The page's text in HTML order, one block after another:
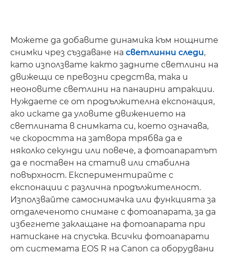
Можете да добавите динамика към нощните
снимки чрез създаване на светлинни следи,
като използвате както задните светлини на
движещи се превозни средства, така и
неоновите светлини на панаирни атракции.
Нуждаете се от продължителна експонация,
ако искате да уловите движението на
светлината в снимката си, което означава,
че скоростта на затвора трябва да е
няколко секунди или повече, а фотоапаратът
да е поставен на статив или стабилна
повърхност. Експериментирайте с
експонации с различна продължителност.
Използвайте самоснимачка или функцията за
отдалеченото снимане с фотоапарата, за да
избегнете заклащане на фотоапарата при
натискане на спусъка. Всички фотоапарати
от системата EOS R на Canon са оборудвани